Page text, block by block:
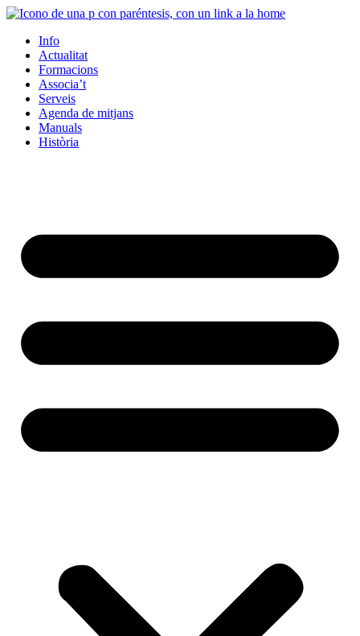
Info
Actualitat
Formacions
Associa’t
Serveis
Agenda de mitjans
Manuals
Història